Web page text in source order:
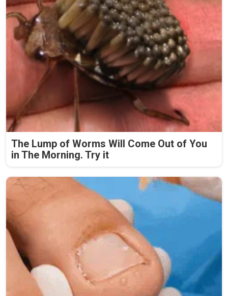
The Lump of Worms Will Come Out of You
in The Morning. Try it